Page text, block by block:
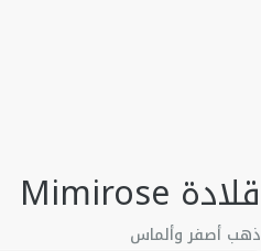
قلادة Mimirose
ذهب أصفر وألماس